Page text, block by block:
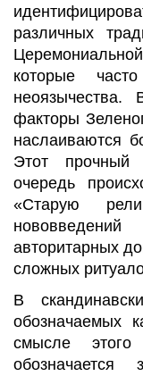
различных
которые
неоязычества.
факторы
наслаиваются
Этот
очередь
«Старую
авторитарных
сложных
В
обозначаемых
смысле